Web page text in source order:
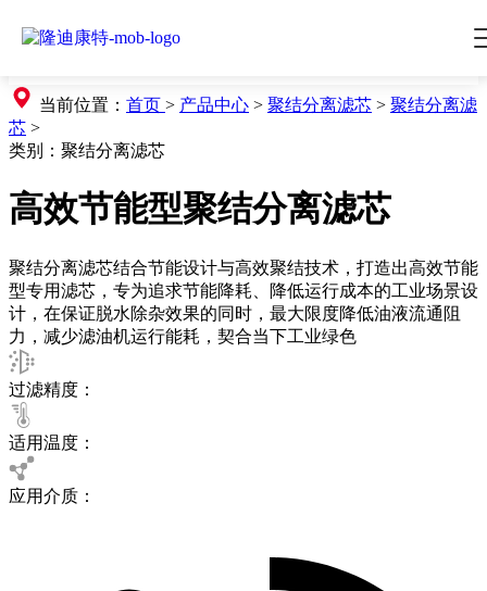
当前位置： 首页 > 产品中心 > 聚结分离滤芯 > 聚结分离滤
芯 >
类别： 聚结分离滤芯
高效节能型聚结分离滤芯
聚结分离滤芯结合节能设计与高效聚结技术，打造出高效节能
型专用滤芯，专为追求节能降耗、降低运行成本的工业场景设
计，在保证脱水除杂效果的同时，最大限度降低油液流通阻
力，减少滤油机运行能耗，契合当下工业绿色
过滤精度：
适用温度：
应用介质：